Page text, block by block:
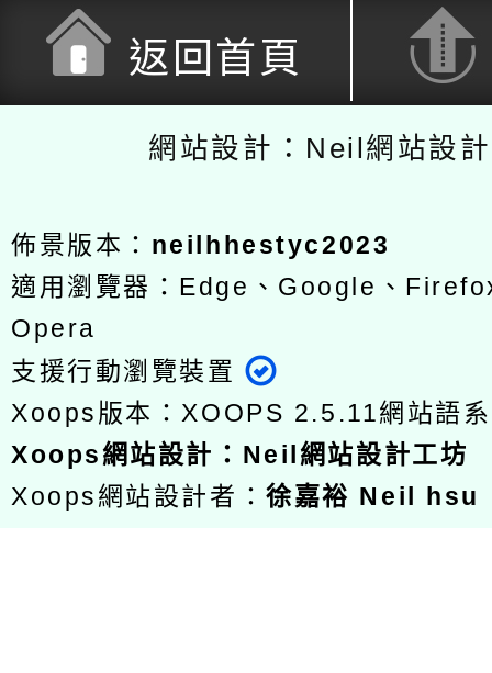
返回首頁
網站設計：Neil網站設
佈景版本： neilhhestyc2023
適用瀏覽器：Edge、Google、
Opera
支援行動瀏覽裝置
Xoops版本： XOOPS 2.5.11網站語
Xoops網站設計 ： Neil網站設計工坊
Xoops網站設計者：徐嘉裕 Neil hsu